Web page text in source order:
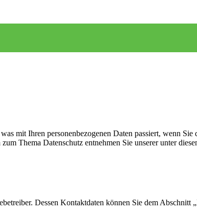
mit Ihren personenbezogenen Daten passiert, wenn
Thema Datenschutz entnehmen Sie unserer unter
Dessen Kontaktdaten können Sie dem